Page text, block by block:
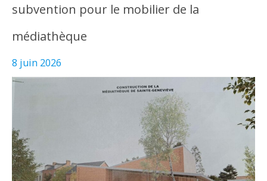
subvention pour le mobilier de la
médiathèque
8 juin 2026